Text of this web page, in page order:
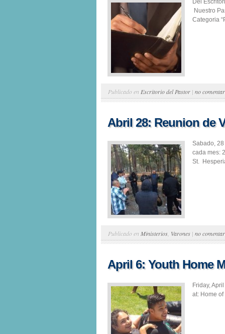
Del
Nuestro
Categoria
Publicado en Escritorio del Pastor | no
Abril 28: Reunion de
Sabado,
cada mes:
St.
Publicado en Ministerios Varones | no
April 6: Youth Home
Friday,
at: Home